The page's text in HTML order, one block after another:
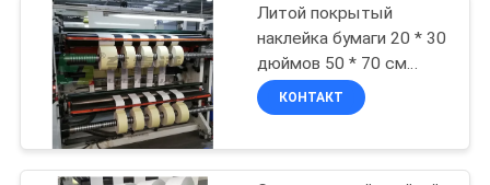
ВИДЕО
НАС
пленка
собственной
личности
33
Литой покрытый
наклейка бумаги 20 * 30
дюймов 50 * 70 см
высокий глянцевый
наклейка лист бумаги
КОНТАКТ